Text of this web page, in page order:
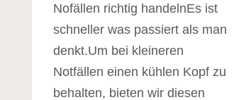
Nofällen richtig handelnEs ist
schneller was passiert als man
denkt.Um bei kleineren
Notfällen einen kühlen Kopf zu
behalten, bieten wir diesen